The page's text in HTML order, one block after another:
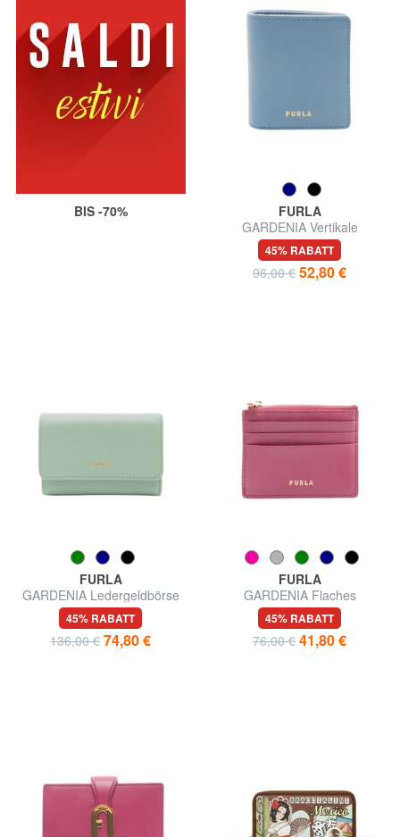
BIS -70%
FURLA
GARDENIA Vertikale
Ledergeldbörse
45% RABATT
96,00 € 52,80 €
FURLA
GARDENIA Ledergeldbörse
45% RABATT
136,00 € 74,80 €
FURLA
GARDENIA Flaches
Kartenetui aus Leder
45% RABATT
76,00 € 41,80 €